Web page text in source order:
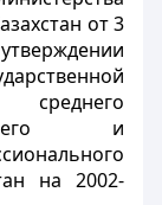
от 3
и
на 2002-